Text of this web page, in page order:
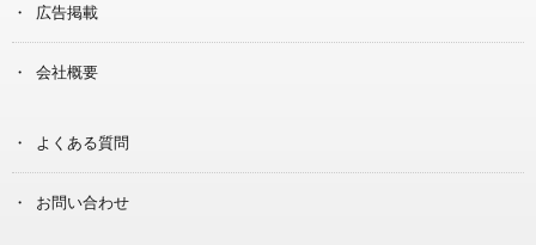
広告掲載
会社概要
よくある質問
お問い合わせ